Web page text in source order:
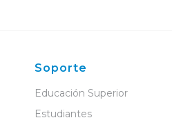
Soporte
Educación Superior
Estudiantes